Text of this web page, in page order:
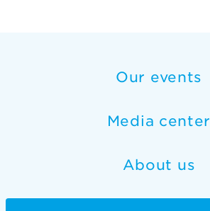
Our events
Media center
About us